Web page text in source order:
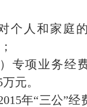
个人和家庭
）专项业务经
元。
年“三公”经